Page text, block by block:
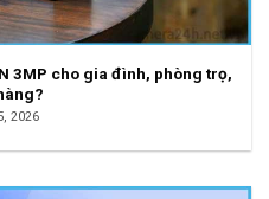
3MP cho gia đình, phòng trọ,
2026